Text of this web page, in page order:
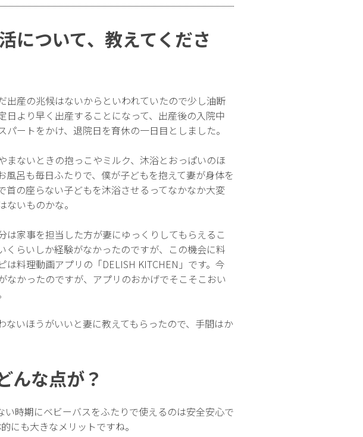
について、教えてくださ
出産の兆候はないからといわれていたので少し油断
日より早く出産することになって、出産後の入院中
ートをかけ、退院日を育休の一日目としました。
まないときの抱っこやミルク、沐浴とおっぱいのほ
風呂も毎日ふたりで、僕が子どもを抱えて妻が身体を
首の座らない子どもを沐浴させるってなかなか大変
いものかな。
は家事を担当した方が妻にゆっくりしてもらえるこ
くらいしか経験がなかったのですが、この機会に料
は料理動画アプリの「DELISH KITCHEN」です。今
なかったのですが、アプリのおかげでそこそこおい
いほうがいいと妻に教えてもらったので、手間はか
んな点が？
時期にベビーバスをふたりで使えるのは安全安心で
にも大きなメリットですね。